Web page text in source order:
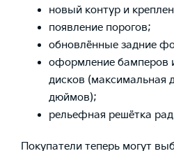
новый контур и
появление порогов;
обновлённые задние
оформление бамперов
дисков (максимальная
дюймов);
рельефная решётка
Покупатели теперь могут